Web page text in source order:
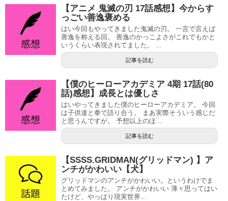
【アニメ 鬼滅の刃 17話感想】今からす
っごい善逸褒める
はい今回もやってきました鬼滅の刃。 一言で言えば
善逸を称える回。 善逸のかっこよさがこれでもかと
いうくらい表現されてました。 ...
記事を読む
【僕のヒーローアカデミア 4期 17話(80
話)感想】成長とは優しさ
はいやってきました僕のヒーローアカデミア。 今回
は子供達と拳で語り合う。 まあ実際そういう感じだ
と思うんですが。 予想以上のほ...
記事を読む
【SSSS.GRIDMAN(グリッドマン) 】ア
ンチがかわいい【犬】
グリッドマンのアンチがかわいい。というわけでま
とめてみました。 アンチがかわいい 薄々思ってはい
たけど、やっぱり現実世界...